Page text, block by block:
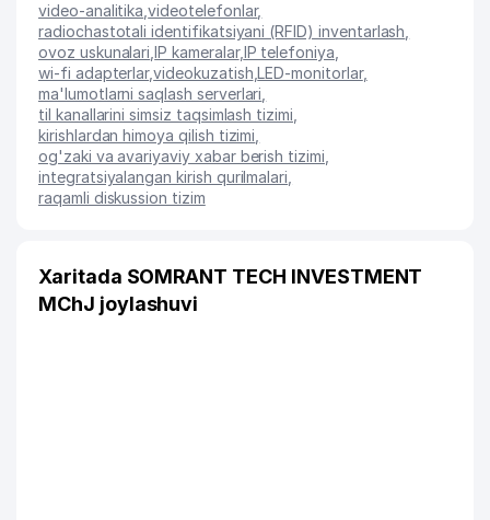
video-analitika ,videotelefonlar,
radiochastotali identifikatsiyani (RFID) inventarlash
ovoz uskunalari ,IP kameralar,IP telefoniya
wi-fi adapterlar,videokuzatish ,LED-monitorlar,
ma'lumotlarni saqlash serverlari
til kanallarini simsiz taqsimlash tizimi
kirishlardan himoya qilish tizimi
og'zaki va avariyaviy xabar berish tizimi
integratsiyalangan kirish qurilmalari
raqamli diskussion tizim
Xaritada SOMRANT TECH INVESTMENT
MChJ joylashuvi